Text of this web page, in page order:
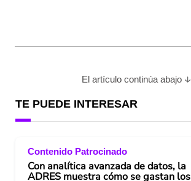
El artículo continúa abajo
TE PUEDE INTERESAR
Contenido Patrocinado
Con analítica avanzada de datos, la
ADRES muestra cómo se gastan los